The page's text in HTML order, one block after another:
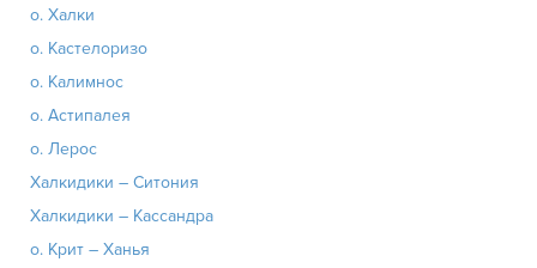
о. Халки
о. Кастелоризо
о. Калимнос
о. Астипалея
о. Лерос
Халкидики – Ситония
Халкидики – Кассандра
о. Крит – Ханья